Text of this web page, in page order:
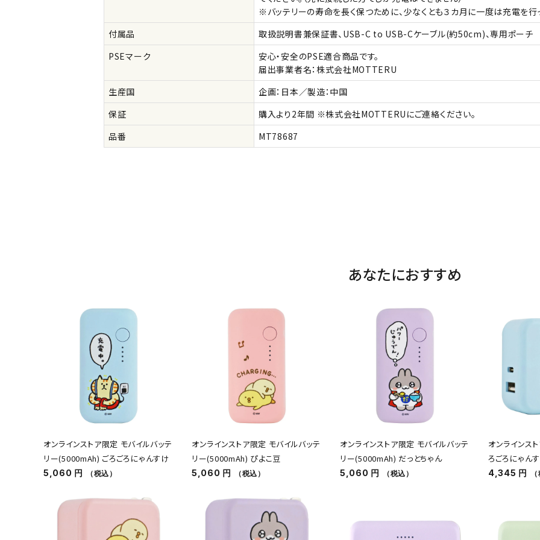
※バッテリーの寿命を長く保つために、少なくとも３カ月に一度は充電を行
付属品
取扱説明書兼保証書、USB-C to USB-Cケーブル(約50cm)、専用ポーチ
PSEマーク
安心・安全のPSE適合商品です。
届出事業者名：株式会社MOTTERU
生産国
企画：日本／製造：中国
保証
購入より2年間 ※株式会社MOTTERUにご連絡ください。
品番
MT78687
あなたにおすすめ
オンラインストア限定 モバイルバッテ
リー(5000mAh) ごろごろにゃんすけ
5,060 円 （税込）
オンラインストア限定 モバイルバッテ
リー(5000mAh) ぴよこ豆
5,060 円 （税込）
オンラインストア限定 モバイルバッテ
リー(5000mAh) だっとちゃん
5,060 円 （税込）
オンラインス
ろごろにゃん
4,345 円